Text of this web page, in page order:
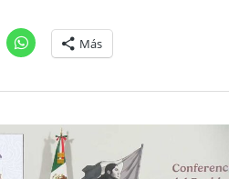
Haz
clic
para
en
abre
ventana
nueva)
Más